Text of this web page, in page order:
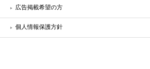
広告掲載希望の方
個人情報保護方針